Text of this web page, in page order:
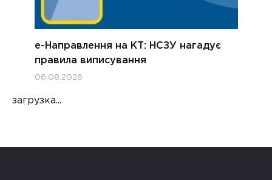
е-Направлення на КТ: НСЗУ нагадує
правила виписування
06.08.2026
загрузка...